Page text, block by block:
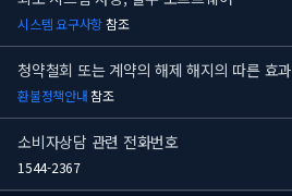
시스템 요구사항참조
청약철회 또는 계약의 해제 해지의 따른 효과
환불정책안내참조
소비자상담 관련 전화번호
1544-2367